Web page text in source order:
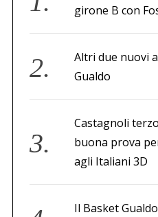
girone B con
Altri due nuovi
Gualdo
Castagnoli
buona prova
agli Italiani 3D
Il Basket